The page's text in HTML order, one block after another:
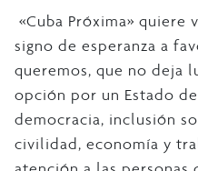
«Cuba Próxima» quiere
signo de esperanza a
queremos, que no deja
opción por un Estado
democracia, inclusión
civilidad, economía y